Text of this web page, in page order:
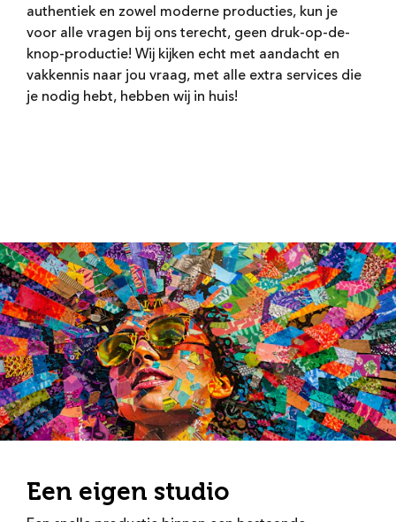
authentiek en zowel moderne producties, kun je
voor alle vragen bij ons terecht, geen druk-op-de-
knop-productie! Wij kijken echt met aandacht en
vakkennis naar jou vraag, met alle extra services die
je nodig hebt, hebben wij in huis!
Een eigen studio